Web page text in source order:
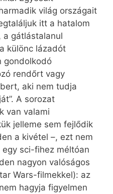
világ országait
itt a hatalom
gátlástalanul
különc lázadót
gondolkodó
rendőrt vagy
aki nem tudja
A sorozat
van valami
jelleme sem fejlődik
a kivétel –, ezt nem
sci-fihez méltóan
nagyon valóságos
Wars-filmekkel): az
hagyja figyelmen